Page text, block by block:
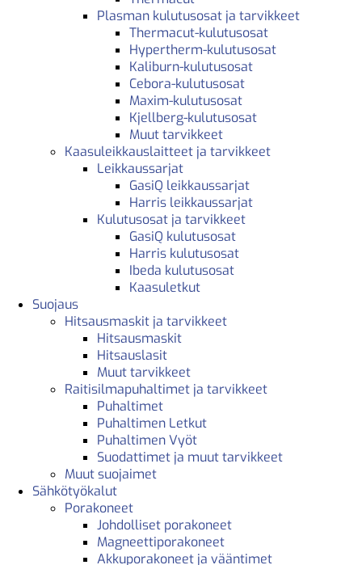
Plasman kulutusosat ja tarvikkeet
Thermacut-kulutusosat
Hypertherm-kulutusosat
Kaliburn-kulutusosat
Cebora-kulutusosat
Maxim-kulutusosat
Kjellberg-kulutusosat
Muut tarvikkeet
Kaasuleikkauslaitteet ja tarvikkeet
Leikkaussarjat
GasiQ leikkaussarjat
Harris leikkaussarjat
Kulutusosat ja tarvikkeet
GasiQ kulutusosat
Harris kulutusosat
Ibeda kulutusosat
Kaasuletkut
Suojaus
Hitsausmaskit ja tarvikkeet
Hitsausmaskit
Hitsauslasit
Muut tarvikkeet
Raitisilmapuhaltimet ja tarvikkeet
Puhaltimet
Puhaltimen Letkut
Puhaltimen Vyöt
Suodattimet ja muut tarvikkeet
Muut suojaimet
Sähkötyökalut
Porakoneet
Johdolliset porakoneet
Magneettiporakoneet
Akkuporakoneet ja vääntimet